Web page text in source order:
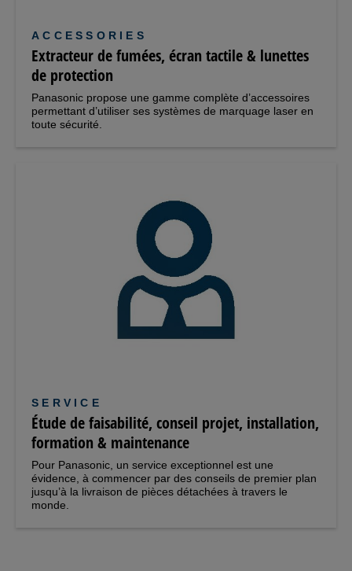
ACCESSORIES
Extracteur de fumées, écran tactile & lunettes
de protection
Panasonic propose une gamme complète d’accessoires
permettant d’utiliser ses systèmes de marquage laser en
toute sécurité.
SERVICE
Étude de faisabilité, conseil projet, installation,
formation & maintenance
Pour Panasonic, un service exceptionnel est une
évidence, à commencer par des conseils de premier plan
jusqu’à la livraison de pièces détachées à travers le
monde.